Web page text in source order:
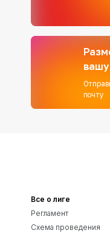
почту
Все о лиге
Регламент
Схема проведения